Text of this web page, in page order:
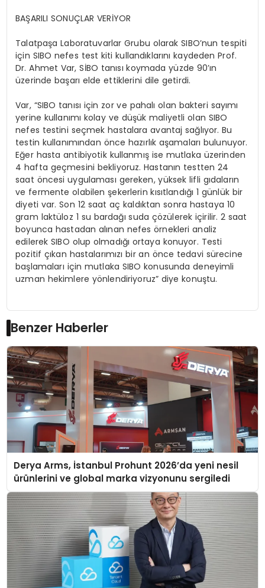
BAŞARILI SONUÇLAR VERİYOR
Talatpaşa Laboratuvarlar Grubu olarak SIBO’nun tespiti
için SIBO nefes test kiti kullandıklarını kaydeden Prof.
Dr. Ahmet Var, SİBO tanısı koymada yüzde 90’ın
üzerinde başarı elde ettiklerini dile getirdi.
Var, “SIBO tanısı için zor ve pahalı olan bakteri sayımı
yerine kullanımı kolay ve düşük maliyetli olan SIBO
nefes testini seçmek hastalara avantaj sağlıyor. Bu
testin kullanımından önce hazırlık aşamaları bulunuyor.
Eğer hasta antibiyotik kullanmış ise mutlaka üzerinden
4 hafta geçmesini bekliyoruz. Hastanın testten 24
saat öncesi uygulaması gereken, yüksek lifli gıdaların
ve fermente olabilen şekerlerin kısıtlandığı 1 günlük bir
diyeti var. Son 12 saat aç kaldıktan sonra hastaya 10
gram laktüloz 1 su bardağı suda çözülerek içirilir. 2 saat
boyunca hastadan alınan nefes örnekleri analiz
edilerek SIBO olup olmadığı ortaya konuyor. Testi
pozitif çıkan hastalarımızı bir an önce tedavi sürecine
başlamaları için mutlaka SIBO konusunda deneyimli
uzman hekimlere yönlendiriyoruz” diye konuştu.
Benzer Haberler
Derya Arms, İstanbul Prohunt 2026’da yeni nesil
ürünlerini ve global marka vizyonunu sergiledi